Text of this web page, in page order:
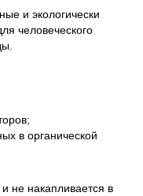
и экологически
человеческого
в органической
не накапливается в